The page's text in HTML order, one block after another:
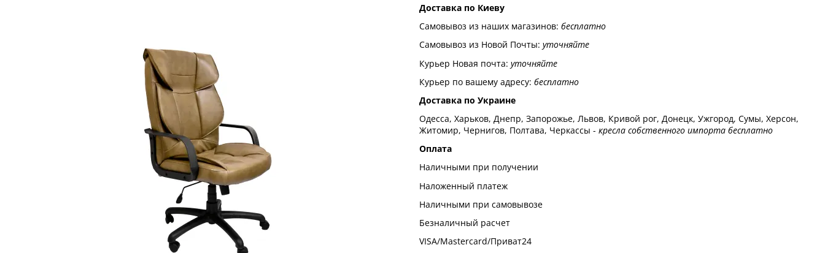
Доставка по Киеву
Самовывоз из наших магазинов: бесплатно
Самовывоз из Новой Почты: уточняйте
Курьер Новая почта: уточняйте
Курьер по вашему адресу: бесплатно
Доставка по Украине
Одесса, Харьков, Днепр, Запорожье, Львов, Кривой рог, Донецк, Ужгород, Сумы, Херсон,
Житомир, Чернигов, Полтава, Черкассы - кресла собственного импорта бесплатно
Оплата
Наличными при получении
Наложенный платеж
Наличными при самовывозе
Безналичный расчет
VISA/Mastercard/Приват24